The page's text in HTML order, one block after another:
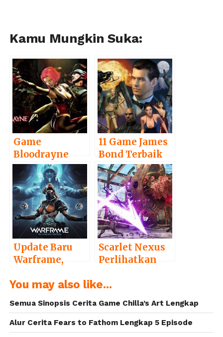
Kamu Mungkin Suka:
Game
Bloodrayne
Siap Hidup
Lagi lewat
Kepemilikan
Baru
11 Game James
Bond Terbaik
Sepanjang
Masa
Update Baru
Warframe,
Protocol Siap
Ini
Scarlet Nexus
Perlihatkan
Animasi
You may also like...
Semua Sinopsis Cerita Game Chilla’s Art Lengkap
Alur Cerita Fears to Fathom Lengkap 5 Episode